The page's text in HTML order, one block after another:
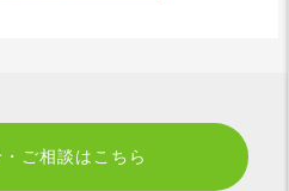
ご相談はこちら